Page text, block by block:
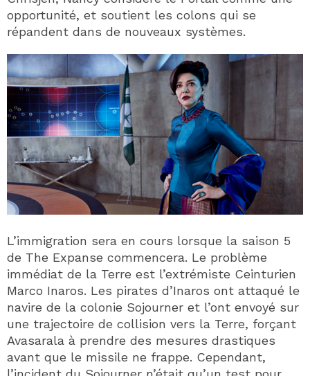
opportunité, et soutient les colons qui se
répandent dans de nouveaux systèmes.
L’immigration sera en cours lorsque la saison 5
de The Expanse commencera. Le problème
immédiat de la Terre est l’extrémiste Ceinturien
Marco Inaros. Les pirates d’Inaros ont attaqué le
navire de la colonie Sojourner et l’ont envoyé sur
une trajectoire de collision vers la Terre, forçant
Avasarala à prendre des mesures drastiques
avant que le missile ne frappe. Cependant,